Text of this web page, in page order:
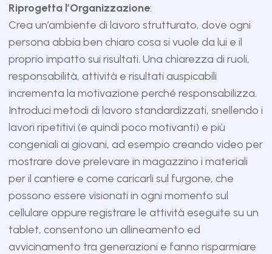
Riprogetta l’Organizzazione:
Crea un’ambiente di lavoro strutturato, dove ogni
persona abbia ben chiaro cosa si vuole da lui e il
proprio impatto sui risultati. Una chiarezza di ruoli,
responsabilità, attività e risultati auspicabili
incrementa la motivazione perché responsabilizza.
Introduci metodi di lavoro standardizzati, snellendo i
lavori ripetitivi (e quindi poco motivanti) e più
congeniali ai giovani, ad esempio creando video per
mostrare dove prelevare in magazzino i materiali
per il cantiere e come caricarli sul furgone, che
possono essere visionati in ogni momento sul
cellulare oppure registrare le attività eseguite su un
tablet, consentono un allineamento ed
avvicinamento tra generazioni e fanno risparmiare